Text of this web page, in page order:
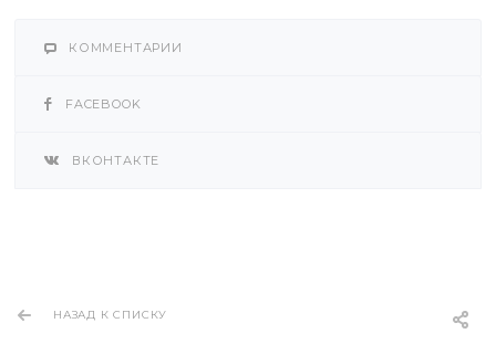
КОММЕНТАРИИ
FACEBOOK
ВКОНТАКТЕ
НАЗАД К СПИСКУ